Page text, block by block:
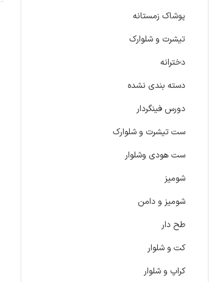
پوشاک زمستانه
تیشرت و شلوارک
دخترانه
دسته بندی نشده
دورس فینگردار
ست تیشرت و شلوارک
ست هودی وشلوار
شومیز
شومیز و دامن
طح دار
کت و شلوار
کراپ و شلوار